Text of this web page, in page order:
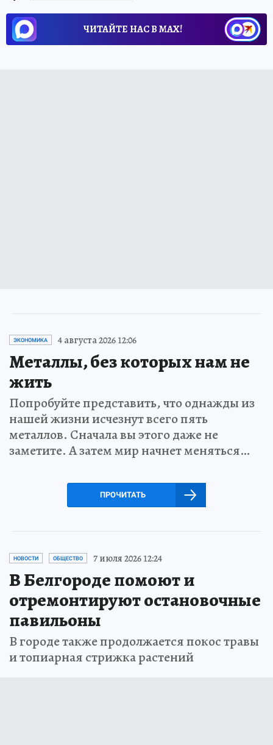
ЧИТАЙТЕ НАС В МАХ!
ЭКОНОМИКА 4 августа 2026 12:06
Металлы, без которых нам не
жить
Попробуйте представить, что однажды из
нашей жизни исчезнут всего пять
металлов. Сначала вы этого даже не
заметите. А затем мир начнет меняться…
ПРОЧИТАТЬ
НОВОСТИ ОБЩЕСТВО 7 июля 2026 12:24
В Белгороде помоют и
отремонтируют остановочные
павильоны
В городе также продолжается покос травы
и топиарная стрижка растений